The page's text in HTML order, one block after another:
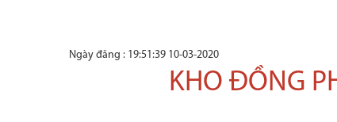
Ngày đăng : 19:51:39 10-03-2020
KHO ĐỒNG